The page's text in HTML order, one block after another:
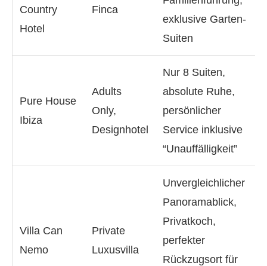
Country
Hotel
Finca
exklusive Garten-
Suiten
Pure House
Ibiza
Adults
Only,
Designhotel
Nur 8 Suiten,
absolute Ruhe,
persönlicher
Service inklusive
“Unauffälligkeit”
Villa Can
Nemo
Private
Luxusvilla
Unvergleichlicher
Panoramablick,
Privatkoch,
perfekter
Rückzugsort für